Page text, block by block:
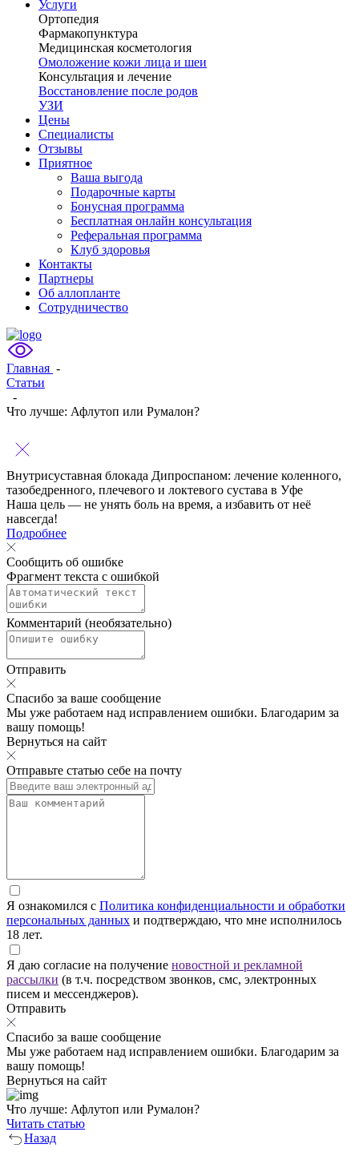
Услуги
Ортопедия
Фармакопунктура
Медицинская косметология
Омоложение кожи лица и шеи
Консультация и лечение
Восстановление после родов
УЗИ
Цены
Специалисты
Отзывы
Приятное
Ваша выгода
Подарочные карты
Бонусная программа
Бесплатная онлайн консультация
Реферальная программа
Клуб здоровья
Контакты
Партнеры
Об аллопланте
Сотрудничество
Главная -
Статьи
-
Что лучше: Афлутоп или Румалон?
Внутрисуставная блокада Дипроспаном: лечение коленного,
тазобедренного, плечевого и локтевого сустава в Уфе
Наша цель — не унять боль на время, а избавить от неё
навсегда!
Подробнее
Сообщить об ошибке
Фрагмент текста с ошибкой
Комментарий (необязательно)
Отправить
Спасибо за ваше сообщение
Мы уже работаем над исправлением ошибки. Благодарим за
вашу помощь!
Вернуться на сайт
Отправьте статью себе на почту
Я ознакомился с Политика конфиденциальности и обработки
персональных данных и подтверждаю, что мне исполнилось
18 лет.
Я даю согласие на получение новостной и рекламной
рассылки (в т.ч. посредством звонков, смс, электронных
писем и мессенджеров).
Отправить
Спасибо за ваше сообщение
Мы уже работаем над исправлением ошибки. Благодарим за
вашу помощь!
Вернуться на сайт
Что лучше: Афлутоп или Румалон?
Читать статью
Назад